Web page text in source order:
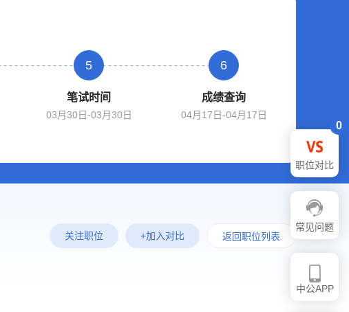
5
笔试时间
03月30日-03月30日
6
成绩查询
04月17日-04月17日
关注职位 +加入对比 返回职位列表
0
职位对比
常见问题
中公APP